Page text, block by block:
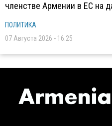
членстве Армении в ЕС на
ПОЛИТИКА
07 Августа 2026 - 16:25